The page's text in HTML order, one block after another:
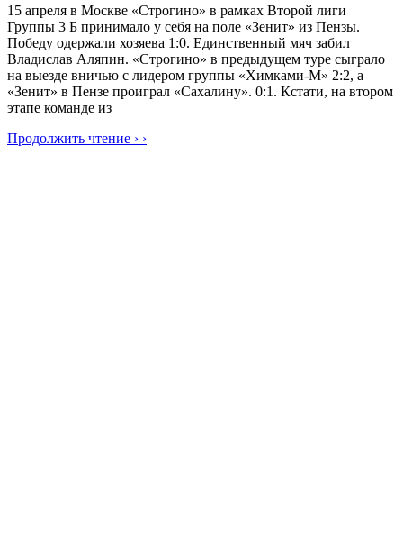
15 апреля в Москве «Строгино» в рамках Второй лиги
Группы 3 Б принимало у себя на поле «Зенит» из Пензы.
Победу одержали хозяева 1:0. Единственный мяч забил
Владислав Аляпин. «Строгино» в предыдущем туре сыграло
на выезде вничью с лидером группы «Химками-М» 2:2, а
«Зенит» в Пензе проиграл «Сахалину». 0:1. Кстати, на втором
этапе команде из
Продолжить чтение › ›